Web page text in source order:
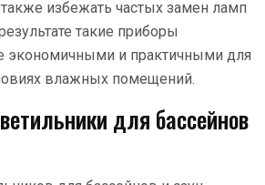
избежать частых замен ламп
такие приборы
экономичными и практичными для
влажных помещений.
для бассейнов